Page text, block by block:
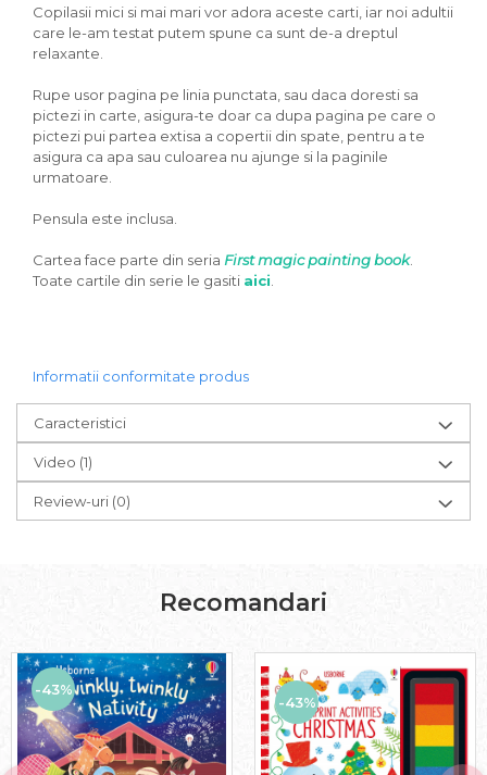
Copilasii mici si mai mari vor adora aceste carti, iar noi adultii
care le-am testat putem spune ca sunt de-a dreptul
relaxante.
Rupe usor pagina pe linia punctata, sau daca doresti sa
pictezi in carte, asigura-te doar ca dupa pagina pe care o
pictezi pui partea extisa a copertii din spate, pentru a te
asigura ca apa sau culoarea nu ajunge si la paginile
urmatoare.
Pensula este inclusa.
Cartea face parte din seria First magic painting book.
Toate cartile din serie le gasiti aici
Informatii conformitate produs
Caracteristici
Video (1)
Review-uri (0)
Recomandari
-43%
-43%